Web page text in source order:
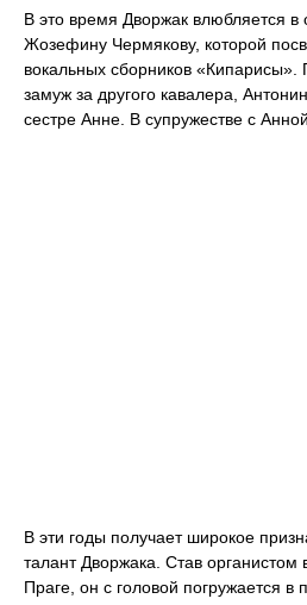
В это время Дворжак влюбляется
Жозефину Чермякову, которой
вокальных сборников «Кипарисы».
замуж за другого кавалера,
сестре Анне. В супружестве с
В эти годы получает широкое
талант Дворжака. Став органистом
Праге, он с головой погружается в